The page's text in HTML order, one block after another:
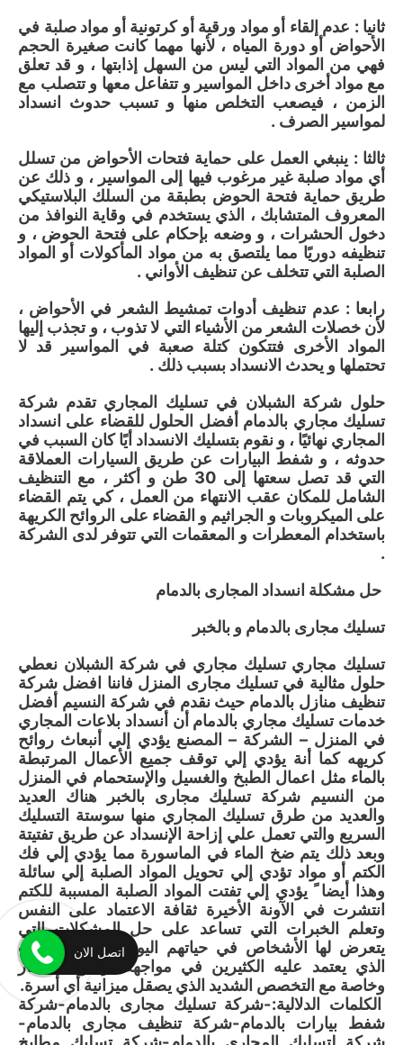
ثانيا : عدم إلقاء أو مواد ورقية أو كرتونية أو مواد صلبة في
الأحواض أو دورة المياه ، لأنها مهما كانت صغيرة الحجم
فهي من المواد التي ليس من السهل إذابتها ، و قد تعلق
مع مواد أخرى داخل المواسير و تتفاعل معها و تتصلب مع
الزمن ، فيصعب التخلص منها و تسبب حدوث انسداد
لمواسير الصرف .
ثالثا : ينبغي العمل على حماية فتحات الأحواض من تسلل
أي مواد صلبة غير مرغوب فيها إلى المواسير ، و ذلك عن
طريق حماية فتحة الحوض بطبقة من السلك البلاستيكي
المعروف المتشابك ، الذي يستخدم في وقاية النوافذ من
دخول الحشرات ، و وضعه بإحكام على فتحة الحوض ، و
تنظيفه دوريًا مما يلتصق به من مواد المأكولات أو المواد
الصلبة التي تتخلف عن تنظيف الأواني .
رابعا : عدم تنظيف أدوات تمشيط الشعر في الأحواض ،
لأن خصلات الشعر من الأشياء التي لا تذوب ، و تجذب إليها
المواد الأخرى فتتكون كتلة صعبة في المواسير قد لا
تحتملها و يحدث الانسداد بسبب ذلك .
حلول شركة الشبلان في تسليك المجاري تقدم شركة
تسليك مجاري بالدمام أفضل الحلول للقضاء على انسداد
المجاري نهائيًا ، و نقوم بتسليك الانسداد أيًا كان السبب في
حدوثه ، و شفط البيارات عن طريق السيارات العملاقة
التي قد تصل سعتها إلى 30 طن و أكثر ، مع التنظيف
الشامل للمكان عقب الانتهاء من العمل ، كي يتم القضاء
على الميكروبات و الجراثيم و القضاء على الروائح الكريهة
باستخدام المعطرات و المعقمات التي تتوفر لدى الشركة
.
حل مشكلة انسداد المجارى بالدمام
تسليك مجارى بالدمام و بالخبر
تسليك مجاري تسليك مجاري في شركة الشبلان نعطي
حلول مثالية في تسليك مجارى المنزل فاننا افضل شركة
تنظيف منازل بالدمام حيث نقدم في شركة النسيم أفضل
خدمات تسليك مجاري بالدمام أن أنسداد بلاعات المجاري
في المنزل – الشركة – المصنع يؤدي إلي أنبعاث روائح
كريهه كما أنة يؤدي إلي توقف جميع الأعمال المرتبطة
بالماء مثل اعمال الطبخ والغسيل والإستحمام في المنزل
من النسيم شركة تسليك مجارى بالخبر هناك العديد
والعديد من طرق تسليك المجاري منها سوستة التسليك
السريع والتي تعمل علي إزاحة الإنسداد عن طريق تفتيتة
وبعد ذلك يتم ضخ الماء في الماسورة مما يؤدي إلي فك
الكتم أو مواد تؤدي إلي تحويل المواد الصلبة إلي سائلة
وهذا أيضا ً يؤدي إلي تفتت المواد الصلبة المسببة للكتم
انتشرت في الآونة الأخيرة ثقافة الاعتماد على النفس
وتعلم الخبرات التي تساعد على حل المشكلات التي
يتعرض لها الأشخاص في حياتهم اليومية وهو الأسلوب
الذي يعتمد عليه الكثيرين في مواجهة ارتفاع الأسعار
وخاصة مع التخصص الشديد الذي يصقل ميزانية أي أسرة.
الكلمات الدلالية:-شركة تسليك مجارى بالدمام-شركة
شفط بيارات بالدمام-شركة تنظيف مجارى بالدمام-
اتصل الان